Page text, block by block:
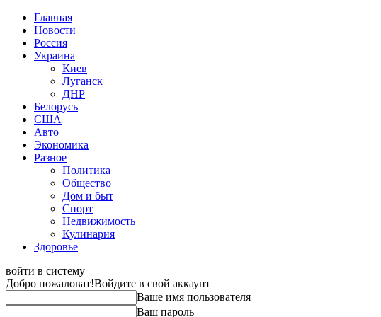
Главная
Новости
Россия
Украина
Киев
Луганск
ДНР
Белорусь
США
Авто
Экономика
Разное
Политика
Общество
Дом и быт
Спорт
Недвижимость
Кулинария
Здоровье
войти в систему
Добро пожаловат!Войдите в свой аккаунт
Ваше имя пользователя
Ваш пароль